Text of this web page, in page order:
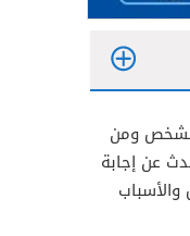
لشخص ومن
عن إجابة